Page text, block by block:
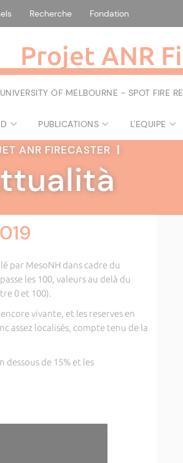
Recherche Fondation
Projet ANR
OF MELBOURNE - SPOT FIRE
PUBLICATIONS L'EQUIPE
ANR FIRECASTER |
par MesoNH dans cadre du
les 100, valeurs au delà du
0 et 100).
vivante, et les reserves en
assez localisés, compte tenu de la
de 15% et les